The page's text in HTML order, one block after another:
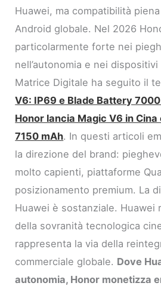
Huawei, ma compatibilità
Android globale. Nel 2026
particolarmente forte nei
nell’autonomia e nei
Matrice Digitale ha seguito il
V6: IP69 e Blade Battery
Honor lancia Magic V6 in
7150 mAh. In questi articoli
la direzione del brand:
molto capienti, piattaforme
posizionamento premium. La
Huawei è sostanziale. Huawei
della sovranità tecnologica
rappresenta la via della
commerciale globale. Dove
autonomia, Honor monetizza